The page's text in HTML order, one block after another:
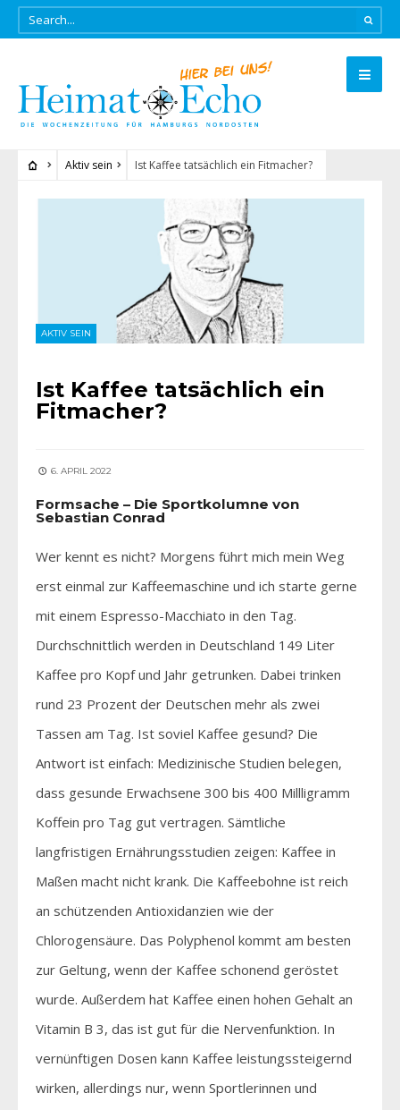
Aktiv sein Ist Kaffee tatsächlich ein Fitmacher?
AKTIV SEIN
Ist Kaffee tatsächlich ein
Fitmacher?
6. APRIL 2022
Formsache – Die Sportkolumne von
Sebastian Conrad
Wer kennt es nicht? Morgens führt mich mein Weg
erst einmal zur Kaffeemaschine und ich starte gerne
mit einem Espresso-Macchiato in den Tag.
Durchschnittlich werden in Deutschland 149 Liter
Kaffee pro Kopf und Jahr getrunken. Dabei trinken
rund 23 Prozent der Deutschen mehr als zwei
Tassen am Tag. Ist soviel Kaffee gesund? Die
Antwort ist einfach: Medizinische Studien belegen,
dass gesunde Erwachsene 300 bis 400 Millligramm
Koffein pro Tag gut vertragen. Sämtliche
langfristigen Ernährungsstudien zeigen: Kaffee in
Maßen macht nicht krank. Die Kaffeebohne ist reich
an schützenden Antioxidanzien wie der
Chlorogensäure. Das Polyphenol kommt am besten
zur Geltung, wenn der Kaffee schonend geröstet
wurde. Außerdem hat Kaffee einen hohen Gehalt an
Vitamin B 3, das ist gut für die Nervenfunktion. In
vernünftigen Dosen kann Kaffee leistungssteigernd
wirken, allerdings nur, wenn Sportlerinnen und